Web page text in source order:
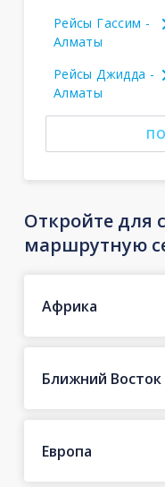
Рейсы Гассим -
Алматы
Рейсы Джидда -
Алматы
Откройте для
маршрутную
Африка
Ближний Восток
Европа